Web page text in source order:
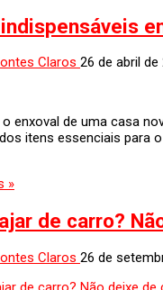
Claros 26 de abril de
o enxoval de uma casa
itens essenciais para
»
de carro?
Claros 26 de